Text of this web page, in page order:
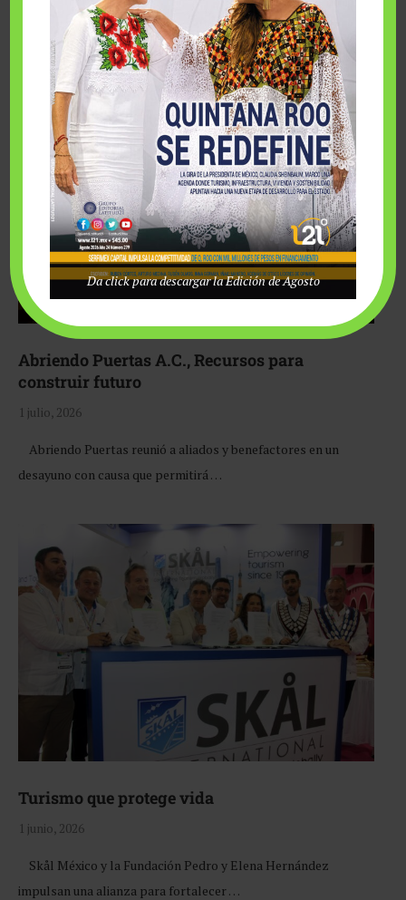
Fairmont Mayakoba y Make-A-Wish México unieron
esfuerzos para hacer realidad el deseo de una …
Abriendo Puertas A.C., Recursos para
construir futuro
1 julio, 2026
Abriendo Puertas reunió a aliados y benefactores en un
desayuno con causa que permitirá …
Turismo que protege vida
1 junio, 2026
Skål México y la Fundación Pedro y Elena Hernández
impulsan una alianza para fortalecer …
Da click para descargar la Edición de Agosto